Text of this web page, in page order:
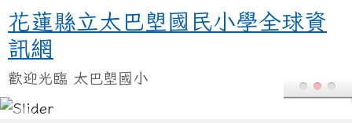
跳至主內容區
花蓮縣立太巴塱國民小學全球資訊
花蓮縣立太巴塱國民小學全球資
訊網
歡迎光臨 太巴塱國小